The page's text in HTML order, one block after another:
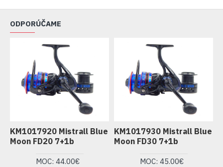
ODPORÚČAME
KM1017920 Mistrall Blue
Moon FD20 7+1b
MOC: 44.00€
KM1017930 Mistrall Blue
Moon FD30 7+1b
MOC: 45.00€